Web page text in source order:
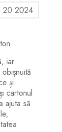
20 2024
iar
și
cartonul
ajuta să